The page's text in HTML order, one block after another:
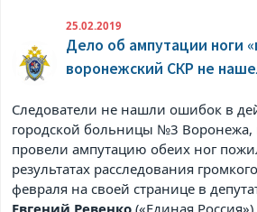
25.02.2019
Дело об ампутации ноги
воронежский СКР не
Следователи не нашли ошибок в
городской больницы №3 Воронежа,
провели ампутацию обеих ног
результатах расследования
февраля на своей странице в